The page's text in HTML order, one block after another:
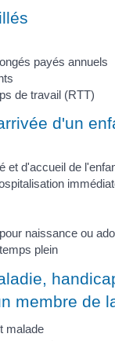
payés annuels
de travail (RTT)
d'un
et d'accueil de
naissance ou
plein
membre de
malade